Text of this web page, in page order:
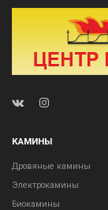
КАМИНЫ
Дровяные камины
Электрокамины
Биокамины